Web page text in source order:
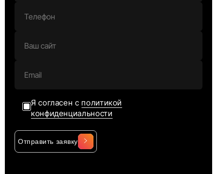
Я согласен сполитикой
конфиденциальности
Отправить заявку